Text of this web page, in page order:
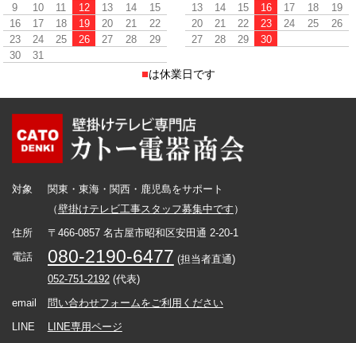
9
10 11 12 13 14
15
16
17 18 19 20 21
22
23
24 25 26 27 28
29
30
31
13
14 15 16 17 18
19
20
21 22 23 24 25
26
27
28 29 30
■は休業日です
対象
関東・東海・関西・鹿児島をサポート
（壁掛けテレビ工事スタッフ募集中です ）
住所
〒466-0857 名古屋市昭和区安田通 2-20-1
電話
080-2190-6477 (担当者直通)
052-751-2192(代表)
email
問い合わせフォームをご利用ください
LINE
LINE専用ページ